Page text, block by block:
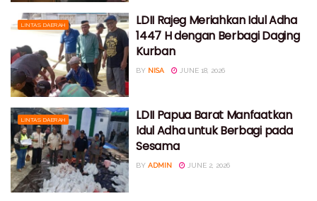
LINTAS DAERAH
LDII Rajeg Meriahkan Idul Adha
1447 H dengan Berbagi Daging
Kurban
BY NISA JUNE 18, 2026
LINTAS DAERAH
LDII Papua Barat Manfaatkan
Idul Adha untuk Berbagi pada
Sesama
BY ADMIN JUNE 2, 2026